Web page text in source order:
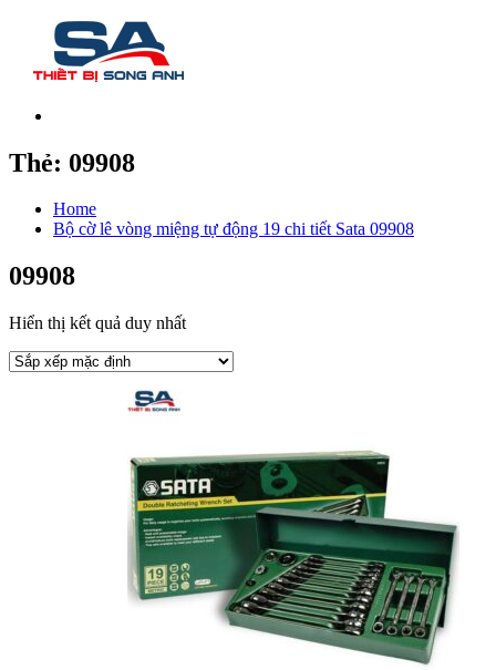
Thẻ: 09908
Home
Bộ cờ lê vòng miệng tự động 19 chi tiết Sata 09908
09908
Hiển thị kết quả duy nhất